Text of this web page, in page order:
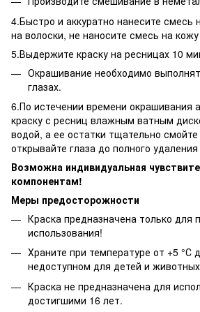
4.Быстро и аккуратно нанесите смесь
на волоски, не наносите смесь на кожу
5.Выдержите краску на ресницах 10
Окрашивание необходимо
глазах.
6.По истечении времени окрашивания
краску с ресниц влажным ватным
водой, а ее остатки тщательно
открывайте глаза до полного
Возможна индивидуальная
компонентам!
Меры предосторожности
Краска предназначена только для
использования!
Храните при температуре от +5 °С
недоступном для детей и
Краска не предназначена для
достигшими 16 лет.